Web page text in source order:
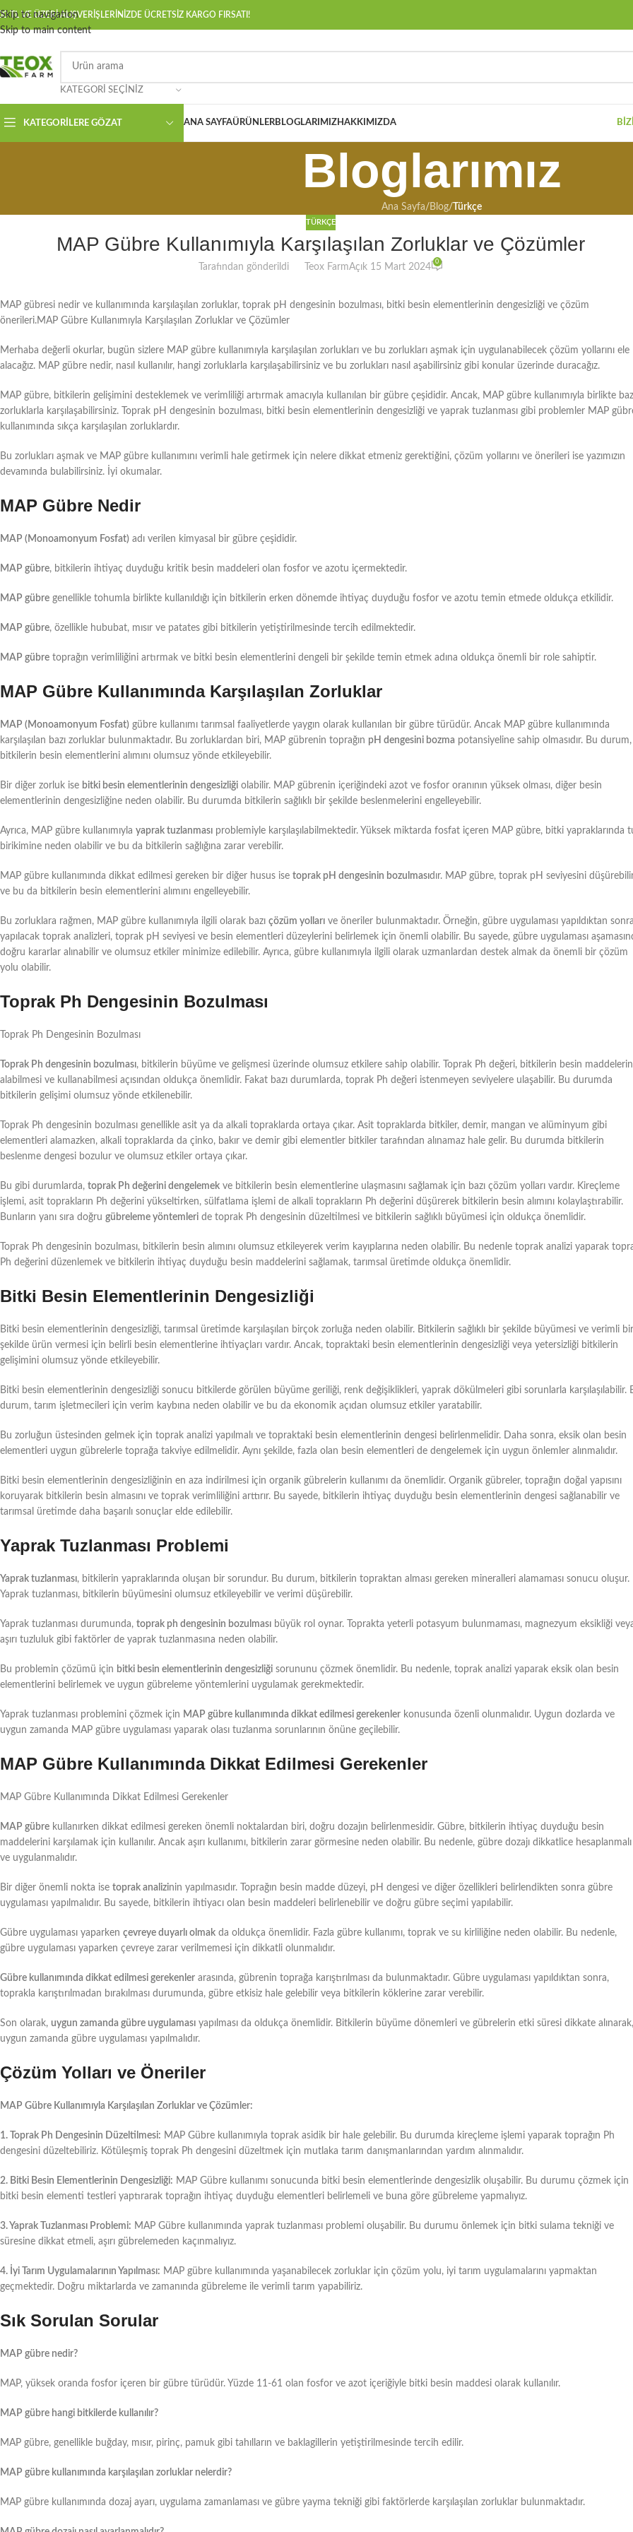
Skip to navigation
Skip to main content
TL VE ÜZERİ ALIŞVERİŞLERİNİZDE ÜCRETSİZ KARGO FIRSATI!
KATEGORI SEÇINIZ
KATEGORILERE GÖZAT ANA SAYFAÜRÜNLERBLOGLARIMIZHAKKIMIZDA
Bloglarımız
Ana Sayfa/ Blog/ Türkçe
TÜRKÇE
MAP Gübre Kullanımıyla Karşılaşılan Zorluklar ve Çözümler
Tarafından gönderildi Teox FarmAçık 15 Mart 2024
0
MAP gübresi nedir ve kullanımında karşılaşılan zorluklar, toprak pH dengesinin bozulması, bitki besin elementlerinin dengesizliği ve çözüm
önerileri.MAP Gübre Kullanımıyla Karşılaşılan Zorluklar ve Çözümler
Merhaba değerli okurlar, bugün sizlere MAP gübre kullanımıyla karşılaşılan zorlukları ve bu zorlukları aşmak için uygulanabilecek çözüm yollarını ele
alacağız. MAP gübre nedir, nasıl kullanılır, hangi zorluklarla karşılaşabilirsiniz ve bu zorlukları nasıl aşabilirsiniz gibi konular üzerinde duracağız.
MAP gübre, bitkilerin gelişimini desteklemek ve verimliliği artırmak amacıyla kullanılan bir gübre çeşididir. Ancak, MAP gübre kullanımıyla birlikte
zorluklarla karşılaşabilirsiniz. Toprak pH dengesinin bozulması, bitki besin elementlerinin dengesizliği ve yaprak tuzlanması gibi problemler MAP
kullanımında sıkça karşılaşılan zorluklardır.
Bu zorlukları aşmak ve MAP gübre kullanımını verimli hale getirmek için nelere dikkat etmeniz gerektiğini, çözüm yollarını ve önerileri ise yazımızın
devamında bulabilirsiniz. İyi okumalar.
MAP Gübre Nedir
MAP (Monoamonyum Fosfat) adı verilen kimyasal bir gübre çeşididir.
MAP gübre, bitkilerin ihtiyaç duyduğu kritik besin maddeleri olan fosfor ve azotu içermektedir.
MAP gübre genellikle tohumla birlikte kullanıldığı için bitkilerin erken dönemde ihtiyaç duyduğu fosfor ve azotu temin etmede oldukça etkilidir.
MAP gübre, özellikle hububat, mısır ve patates gibi bitkilerin yetiştirilmesinde tercih edilmektedir.
MAP gübre toprağın verimliliğini artırmak ve bitki besin elementlerini dengeli bir şekilde temin etmek adına oldukça önemli bir role sahiptir.
MAP Gübre Kullanımında Karşılaşılan Zorluklar
MAP (Monoamonyum Fosfat) gübre kullanımı tarımsal faaliyetlerde yaygın olarak kullanılan bir gübre türüdür. Ancak MAP gübre kullanımında
karşılaşılan bazı zorluklar bulunmaktadır. Bu zorluklardan biri, MAP gübrenin toprağın pH dengesini bozma potansiyeline sahip olmasıdır. Bu durum,
bitkilerin besin elementlerini alımını olumsuz yönde etkileyebilir.
Bir diğer zorluk ise bitki besin elementlerinin dengesizliği olabilir. MAP gübrenin içeriğindeki azot ve fosfor oranının yüksek olması, diğer besin
elementlerinin dengesizliğine neden olabilir. Bu durumda bitkilerin sağlıklı bir şekilde beslenmelerini engelleyebilir.
Ayrıca, MAP gübre kullanımıyla yaprak tuzlanması problemiyle karşılaşılabilmektedir. Yüksek miktarda fosfat içeren MAP gübre, bitki yapraklarında
birikimine neden olabilir ve bu da bitkilerin sağlığına zarar verebilir.
MAP gübre kullanımında dikkat edilmesi gereken bir diğer husus ise toprak pH dengesinin bozulmasıdır. MAP gübre, toprak pH seviyesini
ve bu da bitkilerin besin elementlerini alımını engelleyebilir.
Bu zorluklara rağmen, MAP gübre kullanımıyla ilgili olarak bazı çözüm yolları ve öneriler bulunmaktadır. Örneğin, gübre uygulaması yapıldıktan sonra
yapılacak toprak analizleri, toprak pH seviyesi ve besin elementleri düzeylerini belirlemek için önemli olabilir. Bu sayede, gübre uygulaması
doğru kararlar alınabilir ve olumsuz etkiler minimize edilebilir. Ayrıca, gübre kullanımıyla ilgili olarak uzmanlardan destek almak da önemli bir çözüm
yolu olabilir.
Toprak Ph Dengesinin Bozulması
Toprak Ph Dengesinin Bozulması
Toprak Ph dengesinin bozulması, bitkilerin büyüme ve gelişmesi üzerinde olumsuz etkilere sahip olabilir. Toprak Ph değeri, bitkilerin besin
alabilmesi ve kullanabilmesi açısından oldukça önemlidir. Fakat bazı durumlarda, toprak Ph değeri istenmeyen seviyelere ulaşabilir. Bu durumda
bitkilerin gelişimi olumsuz yönde etkilenebilir.
Toprak Ph dengesinin bozulması genellikle asit ya da alkali topraklarda ortaya çıkar. Asit topraklarda bitkiler, demir, mangan ve alüminyum gibi
elementleri alamazken, alkali topraklarda da çinko, bakır ve demir gibi elementler bitkiler tarafından alınamaz hale gelir. Bu durumda bitkilerin
beslenme dengesi bozulur ve olumsuz etkiler ortaya çıkar.
Bu gibi durumlarda, toprak Ph değerini dengelemek ve bitkilerin besin elementlerine ulaşmasını sağlamak için bazı çözüm yolları vardır. Kireçleme
işlemi, asit toprakların Ph değerini yükseltirken, sülfatlama işlemi de alkali toprakların Ph değerini düşürerek bitkilerin besin alımını kolaylaştırabilir.
Bunların yanı sıra doğru gübreleme yöntemleri de toprak Ph dengesinin düzeltilmesi ve bitkilerin sağlıklı büyümesi için oldukça önemlidir.
Toprak Ph dengesinin bozulması, bitkilerin besin alımını olumsuz etkileyerek verim kayıplarına neden olabilir. Bu nedenle toprak analizi yaparak
Ph değerini düzenlemek ve bitkilerin ihtiyaç duyduğu besin maddelerini sağlamak, tarımsal üretimde oldukça önemlidir.
Bitki Besin Elementlerinin Dengesizliği
Bitki besin elementlerinin dengesizliği, tarımsal üretimde karşılaşılan birçok zorluğa neden olabilir. Bitkilerin sağlıklı bir şekilde büyümesi ve verimli bir
şekilde ürün vermesi için belirli besin elementlerine ihtiyaçları vardır. Ancak, topraktaki besin elementlerinin dengesizliği veya yetersizliği bitkilerin
gelişimini olumsuz yönde etkileyebilir.
Bitki besin elementlerinin dengesizliği sonucu bitkilerde görülen büyüme geriliği, renk değişiklikleri, yaprak dökülmeleri gibi sorunlarla karşılaşılabilir.
durum, tarım işletmecileri için verim kaybına neden olabilir ve bu da ekonomik açıdan olumsuz etkiler yaratabilir.
Bu zorluğun üstesinden gelmek için toprak analizi yapılmalı ve topraktaki besin elementlerinin dengesi belirlenmelidir. Daha sonra, eksik olan besin
elementleri uygun gübrelerle toprağa takviye edilmelidir. Aynı şekilde, fazla olan besin elementleri de dengelemek için uygun önlemler alınmalıdır.
Bitki besin elementlerinin dengesizliğinin en aza indirilmesi için organik gübrelerin kullanımı da önemlidir. Organik gübreler, toprağın doğal yapısını
koruyarak bitkilerin besin almasını ve toprak verimliliğini arttırır. Bu sayede, bitkilerin ihtiyaç duyduğu besin elementlerinin dengesi sağlanabilir ve
tarımsal üretimde daha başarılı sonuçlar elde edilebilir.
Yaprak Tuzlanması Problemi
Yaprak tuzlanması, bitkilerin yapraklarında oluşan bir sorundur. Bu durum, bitkilerin topraktan alması gereken mineralleri alamaması sonucu oluşur.
Yaprak tuzlanması, bitkilerin büyümesini olumsuz etkileyebilir ve verimi düşürebilir.
Yaprak tuzlanması durumunda, toprak ph dengesinin bozulması büyük rol oynar. Toprakta yeterli potasyum bulunmaması, magnezyum eksikliği
aşırı tuzluluk gibi faktörler de yaprak tuzlanmasına neden olabilir.
Bu problemin çözümü için bitki besin elementlerinin dengesizliği sorununu çözmek önemlidir. Bu nedenle, toprak analizi yaparak eksik olan besin
elementlerini belirlemek ve uygun gübreleme yöntemlerini uygulamak gerekmektedir.
Yaprak tuzlanması problemini çözmek için MAP gübre kullanımında dikkat edilmesi gerekenler konusunda özenli olunmalıdır. Uygun dozlarda ve
uygun zamanda MAP gübre uygulaması yaparak olası tuzlanma sorunlarının önüne geçilebilir.
MAP Gübre Kullanımında Dikkat Edilmesi Gerekenler
MAP Gübre Kullanımında Dikkat Edilmesi Gerekenler
MAP gübre kullanırken dikkat edilmesi gereken önemli noktalardan biri, doğru dozajın belirlenmesidir. Gübre, bitkilerin ihtiyaç duyduğu besin
maddelerini karşılamak için kullanılır. Ancak aşırı kullanımı, bitkilerin zarar görmesine neden olabilir. Bu nedenle, gübre dozajı dikkatlice hesaplanmalı
ve uygulanmalıdır.
Bir diğer önemli nokta ise toprak analizinin yapılmasıdır. Toprağın besin madde düzeyi, pH dengesi ve diğer özellikleri belirlendikten sonra gübre
uygulaması yapılmalıdır. Bu sayede, bitkilerin ihtiyacı olan besin maddeleri belirlenebilir ve doğru gübre seçimi yapılabilir.
Gübre uygulaması yaparken çevreye duyarlı olmak da oldukça önemlidir. Fazla gübre kullanımı, toprak ve su kirliliğine neden olabilir. Bu nedenle,
gübre uygulaması yaparken çevreye zarar verilmemesi için dikkatli olunmalıdır.
Gübre kullanımında dikkat edilmesi gerekenler arasında, gübrenin toprağa karıştırılması da bulunmaktadır. Gübre uygulaması yapıldıktan sonra,
toprakla karıştırılmadan bırakılması durumunda, gübre etkisiz hale gelebilir veya bitkilerin köklerine zarar verebilir.
Son olarak, uygun zamanda gübre uygulaması yapılması da oldukça önemlidir. Bitkilerin büyüme dönemleri ve gübrelerin etki süresi dikkate alınarak,
uygun zamanda gübre uygulaması yapılmalıdır.
Çözüm Yolları ve Öneriler
MAP Gübre Kullanımıyla Karşılaşılan Zorluklar ve Çözümler:
1. Toprak Ph Dengesinin Düzeltilmesi: MAP Gübre kullanımıyla toprak asidik bir hale gelebilir. Bu durumda kireçleme işlemi yaparak toprağın Ph
dengesini düzeltebiliriz. Kötüleşmiş toprak Ph dengesini düzeltmek için mutlaka tarım danışmanlarından yardım alınmalıdır.
2. Bitki Besin Elementlerinin Dengesizliği: MAP Gübre kullanımı sonucunda bitki besin elementlerinde dengesizlik oluşabilir. Bu durumu çözmek için
bitki besin elementi testleri yaptırarak toprağın ihtiyaç duyduğu elementleri belirlemeli ve buna göre gübreleme yapmalıyız.
3. Yaprak Tuzlanması Problemi: MAP Gübre kullanımında yaprak tuzlanması problemi oluşabilir. Bu durumu önlemek için bitki sulama tekniği ve
süresine dikkat etmeli, aşırı gübrelemeden kaçınmalıyız.
4. İyi Tarım Uygulamalarının Yapılması: MAP gübre kullanımında yaşanabilecek zorluklar için çözüm yolu, iyi tarım uygulamalarını yapmaktan
geçmektedir. Doğru miktarlarda ve zamanında gübreleme ile verimli tarım yapabiliriz.
Sık Sorulan Sorular
MAP gübre nedir?
MAP, yüksek oranda fosfor içeren bir gübre türüdür. Yüzde 11-61 olan fosfor ve azot içeriğiyle bitki besin maddesi olarak kullanılır.
MAP gübre hangi bitkilerde kullanılır?
MAP gübre, genellikle buğday, mısır, pirinç, pamuk gibi tahılların ve baklagillerin yetiştirilmesinde tercih edilir.
MAP gübre kullanımında karşılaşılan zorluklar nelerdir?
MAP gübre kullanımında dozaj ayarı, uygulama zamanlaması ve gübre yayma tekniği gibi faktörlerde karşılaşılan zorluklar bulunmaktadır.